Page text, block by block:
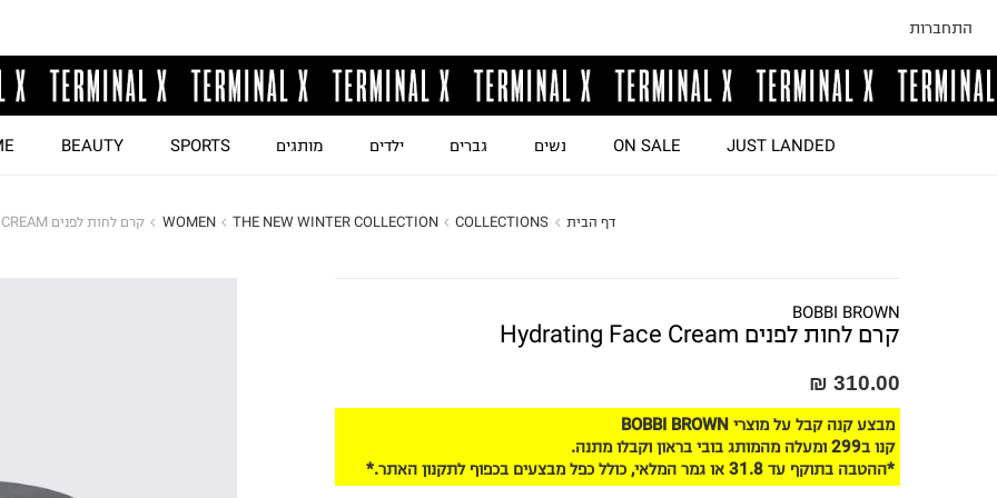
התחברות
JUST LANDED
ON SALE נשים גברים ילדים מותגים SPORTS
BEAUTY
דף הבית COLLECTIONS
THE NEW WINTER COLLECTION
WOMEN קרם לחות לפנים HYDRATING FACE CREAM
BOBBI BROWN
קרם לחות לפנים Hydrating Face Cream
310.00 ₪
מבצע קנה קבל על מוצרי BOBBI BROWN
קנו ב299 ומעלה מהמותג בובי בראון וקבלו מתנה.
*ההטבה בתוקף עד 31.8 או גמר המלאי, כולל כפל מבצעים בכפוף לתקנון האתר.*